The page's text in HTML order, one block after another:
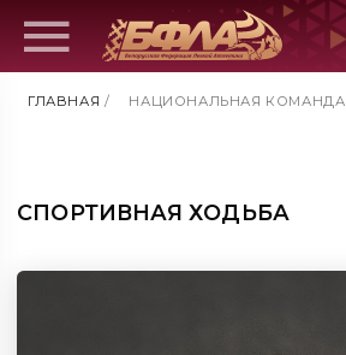
ГЛАВНАЯ / НАЦИОНАЛЬНАЯ КОМАНДА
СПОРТИВНАЯ ХОДЬБА